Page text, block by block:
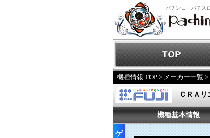
パチンコ・パチス
機種情報 TOP > メーカー一覧 >
ＣＲＡ
機種基本情報
ゲ